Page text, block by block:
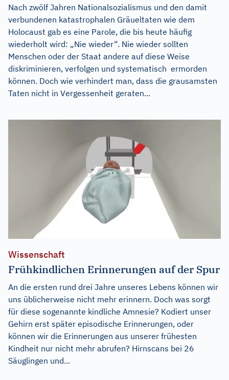
Nach zwölf Jahren Nationalsozialismus und den damit
verbundenen katastrophalen Gräueltaten wie dem
Holocaust gab es eine Parole, die bis heute häufig
wiederholt wird: „Nie wieder“. Nie wieder sollten
Menschen oder der Staat andere auf diese Weise
diskriminieren, verfolgen und systematisch ermorden
können. Doch wie verhindert man, dass die grausamsten
Taten nicht in Vergessenheit geraten...
Wissenschaft
Frühkindlichen Erinnerungen auf der Spur
An die ersten rund drei Jahre unseres Lebens können wir
uns üblicherweise nicht mehr erinnern. Doch was sorgt
für diese sogenannte kindliche Amnesie? Kodiert unser
Gehirn erst später episodische Erinnerungen, oder
können wir die Erinnerungen aus unserer frühesten
Kindheit nur nicht mehr abrufen? Hirnscans bei 26
Säuglingen und...